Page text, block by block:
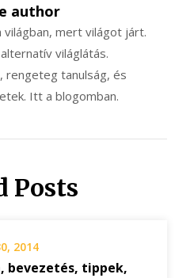
author
mert világot járt.
világlátás.
rengeteg tanulság, és
Itt a blogomban.
Posts
2014
bevezetés, tippek,